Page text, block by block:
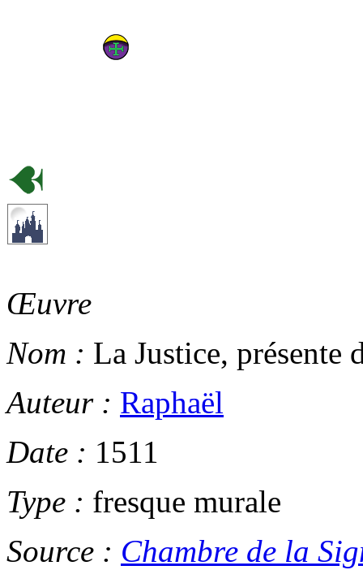
Œuvre
Nom : La Justice, présente
Auteur : Raphaël
Date : 1511
Type : fresque murale
Source : Chambre de la